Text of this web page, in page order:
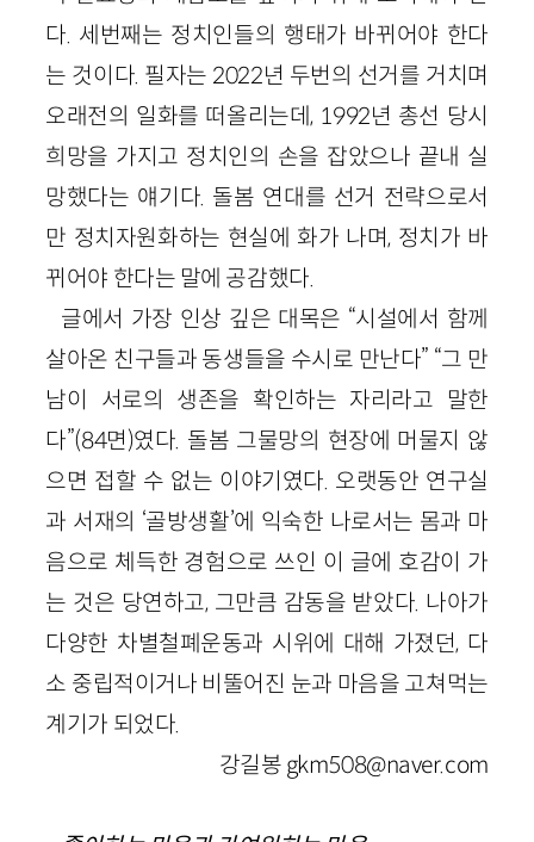
다. 세번째는 정치인들의 행태가 바뀌어야 한다
는 것이다. 필자는 2022년 두번의 선거를 거치며
오래전의 일화를 떠올리는데, 1992년 총선 당시
희망을 가지고 정치인의 손을 잡았으나 끝내 실
망했다는 얘기다. 돌봄 연대를 선거 전략으로서
만 정치자원화하는 현실에 화가 나며, 정치가 바
뀌어야 한다는 말에 공감했다.
글에서 가장 인상 깊은 대목은 “시설에서 함께
살아온 친구들과 동생들을 수시로 만난다” “그 만
남이 서로의 생존을 확인하는 자리라고 말한
다”(84면)였다. 돌봄 그물망의 현장에 머물지 않
으면 접할 수 없는 이야기였다. 오랫동안 연구실
과 서재의 ‘골방생활’에 익숙한 나로서는 몸과 마
음으로 체득한 경험으로 쓰인 이 글에 호감이 가
는 것은 당연하고, 그만큼 감동을 받았다. 나아가
다양한 차별철폐운동과 시위에 대해 가졌던, 다
소 중립적이거나 비뚤어진 눈과 마음을 고쳐먹는
계기가 되었다.
강길봉 gkm508@naver.com